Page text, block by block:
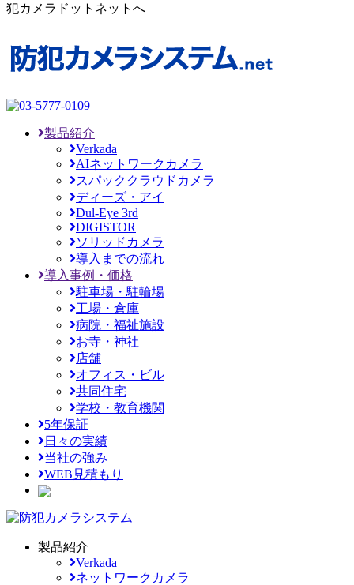
犯カメラドットネットへ
製品紹介
Verkada
AIネットワークカメラ
スパッククラウドカメラ
ディーズ・アイ
Dul-Eye 3rd
DIGISTOR
ソリッドカメラ
導入までの流れ
導入事例・価格
駐車場・駐輪場
工場・倉庫
病院・福祉施設
お寺・神社
店舗
オフィス・ビル
共同住宅
学校・教育機関
5年保証
日々の実績
当社の強み
WEB見積もり
製品紹介
Verkada
ネットワークカメラ